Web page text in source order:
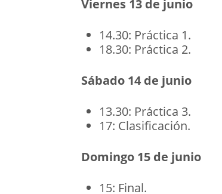
Viernes 13 de junio
14.30: Práctica 1.
18.30: Práctica 2.
Sábado 14 de junio
13.30: Práctica 3.
17: Clasificación.
Domingo 15 de junio
15: Final.